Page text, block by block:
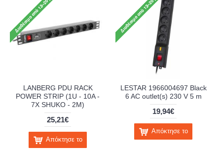
LANBERG PDU RACK
POWER STRIP (1U - 10A -
7X SHUKO - 2M)
25,21€
Απόκτησε το
LESTAR 1966004697 Black
6 AC outlet(s) 230 V 5 m
19,94€
Απόκτησε το